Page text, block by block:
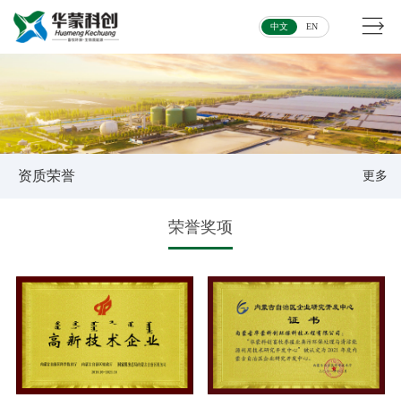
中文 EN
资质荣誉 更多
荣誉奖项